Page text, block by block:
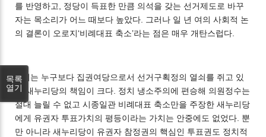
를 반영하고, 정당이 득표한 만큼 의석을 갖는 선거제도로 바꾸
자는 목소리가 어느 때보다 높았다. 그러나 일 년 여의 사회적 논
의 결론이 오로지‘비례대표 축소’라는 점은 매우 개탄스럽다.
이는 누구보다 집권여당으로서 선거구획정의 열쇠를 쥐고 있
는 새누리당의 책임이 크다. 정치 냉소주의에 편승해 의원정수는
절대 늘릴 수 없고 시종일관 비례대표 축소만을 주장한 새누리당
에게 유권자 투표가치의 평등이라는 가치는 안중에도 없었다. 뿐
만 아니라 새누리당이 유권자 참정권의 핵심인 투표권도 정치적
목록
열기